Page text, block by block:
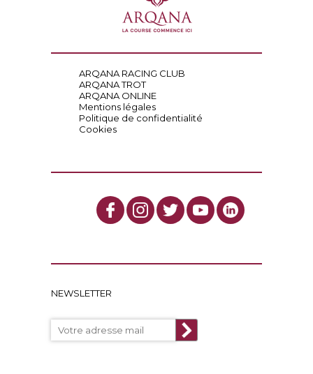
ARQANA RACING CLUB
ARQANA TROT
ARQANA ONLINE
Mentions légales
Politique de confidentialité
Cookies
NEWSLETTER